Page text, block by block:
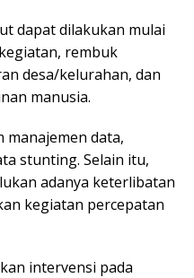
dapat dilakukan mulai
rembuk
desa/kelurahan, dan
manusia.
manajemen data,
stunting. Selain itu,
adanya keterlibatan
kegiatan percepatan
intervensi pada